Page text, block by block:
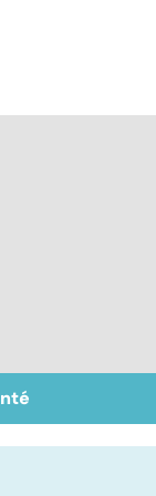
de
: quel